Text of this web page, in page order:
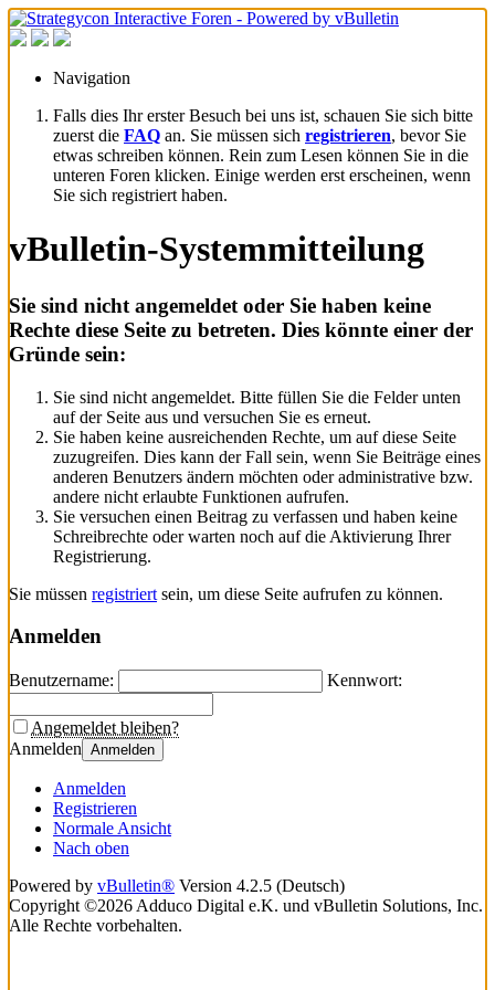
Navigation
Falls dies Ihr erster Besuch bei uns ist, schauen Sie sich bitte
zuerst die FAQ an. Sie müssen sich registrieren, bevor Sie
etwas schreiben können. Rein zum Lesen können Sie in die
unteren Foren klicken. Einige werden erst erscheinen, wenn
Sie sich registriert haben.
vBulletin-Systemmitteilung
Sie sind nicht angemeldet oder Sie haben keine
Rechte diese Seite zu betreten. Dies könnte einer der
Gründe sein:
Sie sind nicht angemeldet. Bitte füllen Sie die Felder unten
auf der Seite aus und versuchen Sie es erneut.
Sie haben keine ausreichenden Rechte, um auf diese Seite
zuzugreifen. Dies kann der Fall sein, wenn Sie Beiträge eines
anderen Benutzers ändern möchten oder administrative bzw.
andere nicht erlaubte Funktionen aufrufen.
Sie versuchen einen Beitrag zu verfassen und haben keine
Schreibrechte oder warten noch auf die Aktivierung Ihrer
Registrierung.
Sie müssen registriert sein, um diese Seite aufrufen zu können.
Anmelden
Benutzername: Kennwort:
Angemeldet bleiben?
Anmelden Anmelden
Anmelden
Registrieren
Normale Ansicht
Nach oben
Powered by vBulletin® Version 4.2.5 (Deutsch)
Copyright ©2026 Adduco Digital e.K. und vBulletin Solutions, Inc.
Alle Rechte vorbehalten.